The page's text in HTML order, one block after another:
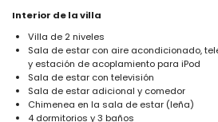
Interior de la villa
Villa de 2 niveles
Sala de estar con aire acondicionado,
y estación de acoplamiento para iPod
Sala de estar con televisión
Sala de estar adicional y comedor
Chimenea en la sala de estar (leña)
4 dormitorios y 3 baños